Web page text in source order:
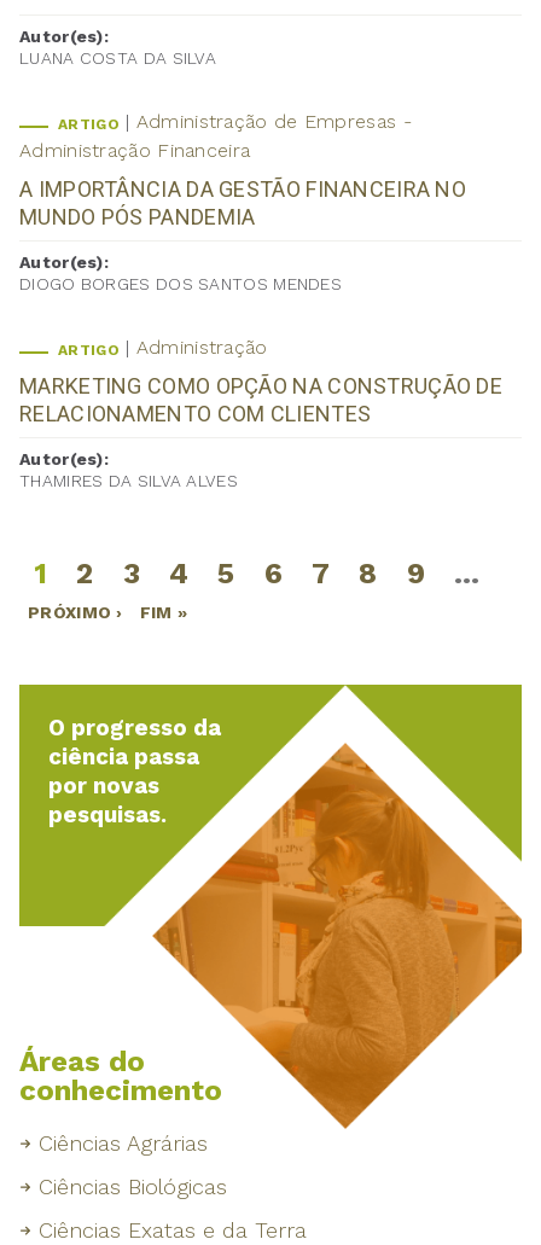
Autor(es):
LUANA COSTA DA SILVA
ARTIGO
Administração de Empresas -
Administração Financeira
A IMPORTÂNCIA DA GESTÃO FINANCEIRA NO
MUNDO PÓS PANDEMIA
Autor(es):
DIOGO BORGES DOS SANTOS MENDES
ARTIGO Administração
MARKETING COMO OPÇÃO NA CONSTRUÇÃO DE
RELACIONAMENTO COM CLIENTES
Autor(es):
THAMIRES DA SILVA ALVES
Páginas
1 2 3 4 5 6 7 8 9 …
PRÓXIMO › FIM »
O progresso da
ciência passa
por novas
pesquisas.
Áreas do
conhecimento
Ciências Agrárias
Ciências Biológicas
Ciências Exatas e da Terra